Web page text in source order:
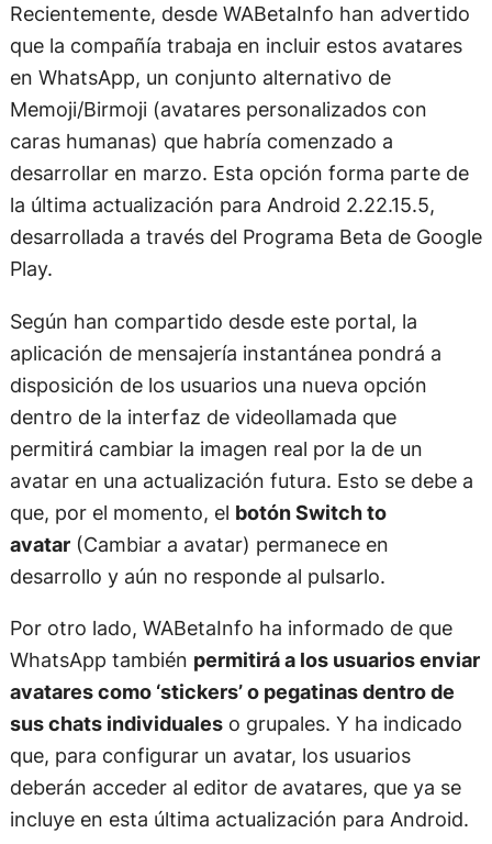
Recientemente, desde WABetaInfo han advertido
que la compañía trabaja en incluir estos avatares
en WhatsApp, un conjunto alternativo de
Memoji/Birmoji (avatares personalizados con
caras humanas) que habría comenzado a
desarrollar en marzo. Esta opción forma parte de
la última actualización para Android 2.22.15.5,
desarrollada a través del Programa Beta de Google
Play.
Según han compartido desde este portal, la
aplicación de mensajería instantánea pondrá a
disposición de los usuarios una nueva opción
dentro de la interfaz de videollamada que
permitirá cambiar la imagen real por la de un
avatar en una actualización futura. Esto se debe a
que, por el momento, el botón Switch to
avatar(Cambiar a avatar) permanece en
desarrollo y aún no responde al pulsarlo.
Por otro lado, WABetaInfo ha informado de que
WhatsApp también permitirá a los usuarios enviar
avatares como ‘stickers’ o pegatinas dentro de
sus chats individualeso grupales. Y ha indicado
que, para configurar un avatar, los usuarios
deberán acceder al editor de avatares, que ya se
incluye en esta última actualización para Android.